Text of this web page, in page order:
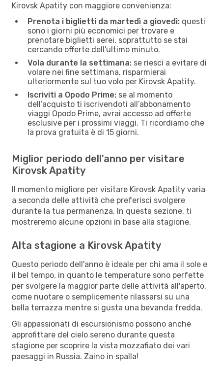
Kirovsk Apatity con maggiore convenienza:
Prenota i biglietti da martedì a giovedì: questi
sono i giorni più economici per trovare e
prenotare biglietti aerei, soprattutto se stai
cercando offerte dell'ultimo minuto.
Vola durante la settimana: se riesci a evitare di
volare nei fine settimana, risparmierai
ulteriormente sul tuo volo per Kirovsk Apatity.
Iscriviti a Opodo Prime: se al momento
dell’acquisto ti iscrivendoti all’abbonamento
viaggi Opodo Prime, avrai accesso ad offerte
esclusive per i prossimi viaggi. Ti ricordiamo che
la prova gratuita è di 15 giorni.
Miglior periodo dell'anno per visitare
Kirovsk Apatity
Il momento migliore per visitare Kirovsk Apatity varia
a seconda delle attività che preferisci svolgere
durante la tua permanenza. In questa sezione, ti
mostreremo alcune opzioni in base alla stagione.
Alta stagione a Kirovsk Apatity
Questo periodo dell'anno è ideale per chi ama il sole e
il bel tempo, in quanto le temperature sono perfette
per svolgere la maggior parte delle attività all'aperto,
come nuotare o semplicemente rilassarsi su una
bella terrazza mentre si gusta una bevanda fredda.
Gli appassionati di escursionismo possono anche
approfittare del cielo sereno durante questa
stagione per scoprire la vista mozzafiato dei vari
paesaggi in Russia. Zaino in spalla!